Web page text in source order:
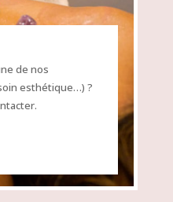
de nos
esthétique…) ?